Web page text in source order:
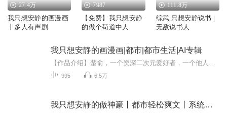
27.4万
我只想安静的画漫画
丨多人有声剧
7987
【免费】我只想安静
的做个苟道中人
111.8万
综武|只想安静说书 |
无敌说书人
我只想安静的画漫画|都市|都市生活|AI专辑
995 6.5万
我只想安静的做神豪丨都市轻松爽文丨系统开挂